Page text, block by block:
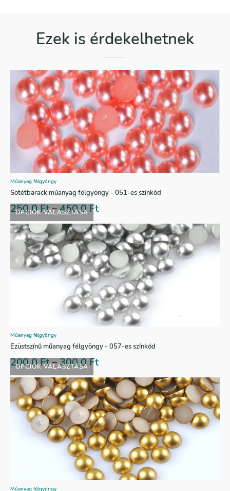
Ezek is érdekelhetnek
OPCIÓK VÁLASZTÁSA
Műanyag félgyöngy
Sötétbarack műanyag félgyöngy - 051-es színkód
250,0Ft–450,0Ft
OPCIÓK VÁLASZTÁSA
Műanyag félgyöngy
Ezüstszínű műanyag félgyöngy - 057-es színkód
200,0Ft–300,0Ft
Műanyag félgyöngy